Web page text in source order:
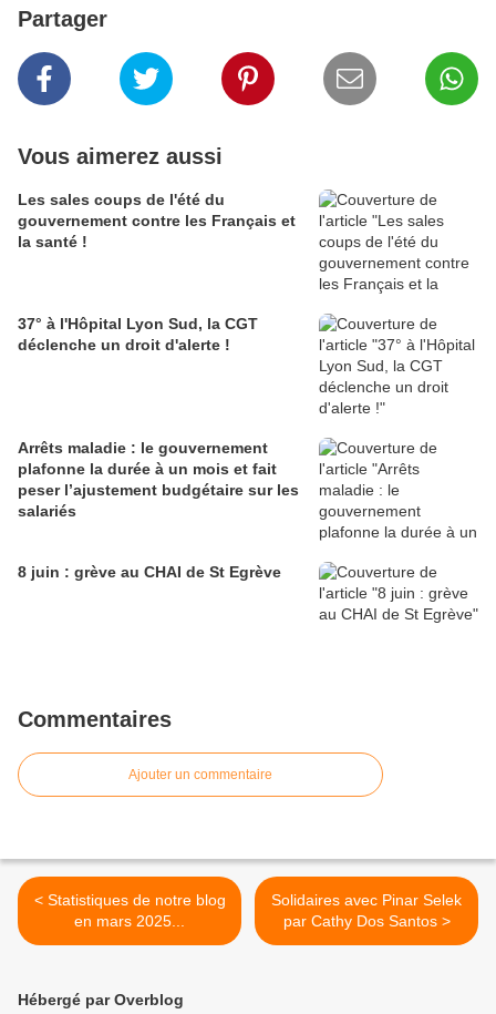
Partager
Vous aimerez aussi
Les sales coups de l'été du
gouvernement contre les Français et
la santé !
37° à l'Hôpital Lyon Sud, la CGT
déclenche un droit d'alerte !
Arrêts maladie : le gouvernement
plafonne la durée à un mois et fait
peser l’ajustement budgétaire sur les
salariés
8 juin : grève au CHAI de St Egrève
Commentaires
Ajouter un commentaire
< Statistiques de notre blog
en mars 2025...
Solidaires avec Pinar Selek
par Cathy Dos Santos >
Hébergé par Overblog